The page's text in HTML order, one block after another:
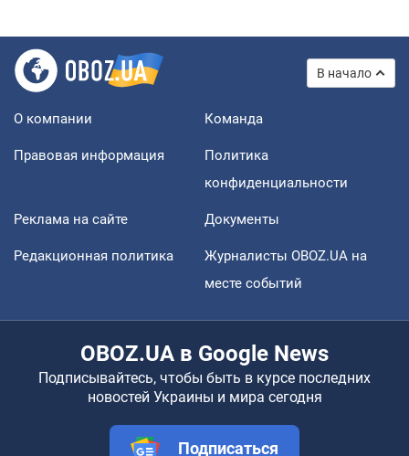
В начало
О компании Команда
Правовая информация
Политика
конфиденциальности
Реклама на сайте Документы
Редакционная политика
Журналисты OBOZ.UA на
месте событий
OBOZ.UA в Google News
Подписывайтесь, чтобы быть в курсе последних
новостей Украины и мира сегодня
Подписаться